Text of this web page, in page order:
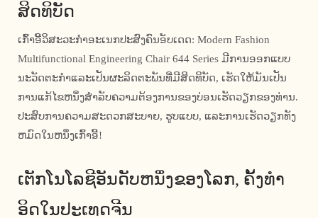
ສິດທິບັດ
ເກົ້າອີ້ວິສະວະກໍາອະເນກປະສົງຄົນອັບເດດ: Modern Fashion
Multifunctional Engineering Chair 644 Series ມີການອອກແບບ
ນະວັດຕະກໍາແລະເປັນຜະລິດຕະພັນທີ່ມີສິດທິບັດ, ເຮັດໃຫ້ມັນເປັນ
ການແກ້ໄຂຫນຶ່ງສໍາລັບຄວາມຕ້ອງການຂອງບ່ອນເຮັດວຽກຂອງທ່ານ.
ປະສົບການຄວາມສະດວກສະບາຍ, ຮູບແບບ, ແລະການເຮັດວຽກທັງ
ຫມົດໃນຫນຶ່ງເກົ້າອີ້!
ເຕັກ​ໂນ​ໂລ​ຊີ​ອັນ​ດັບ​ຫນຶ່ງ​ຂອງ​ໂລກ​, ຄັ້ງ​ທໍາ​
ອິດ​ໃນ​ປະ​ເທດ​ຈີນ​